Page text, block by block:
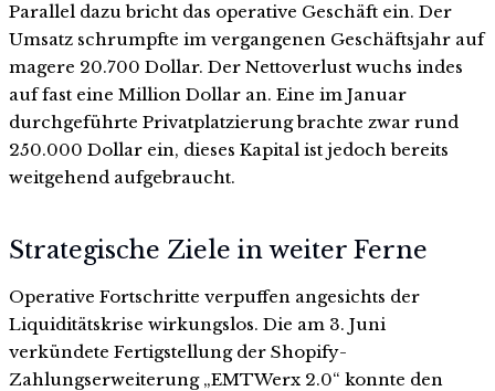
Parallel dazu bricht das operative Geschäft ein. Der
Umsatz schrumpfte im vergangenen Geschäftsjahr auf
magere 20.700 Dollar. Der Nettoverlust wuchs indes
auf fast eine Million Dollar an. Eine im Januar
durchgeführte Privatplatzierung brachte zwar rund
250.000 Dollar ein, dieses Kapital ist jedoch bereits
weitgehend aufgebraucht.
Strategische Ziele in weiter Ferne
Operative Fortschritte verpuffen angesichts der
Liquiditätskrise wirkungslos. Die am 3. Juni
verkündete Fertigstellung der Shopify-
Zahlungserweiterung „EMTWerx 2.0“ konnte den